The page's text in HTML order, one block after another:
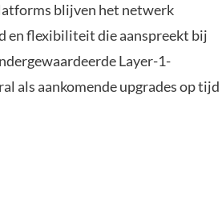
blijven het netwerk
en flexibiliteit die aanspreekt bij
Layer-1-
als aankomende upgrades op tijd